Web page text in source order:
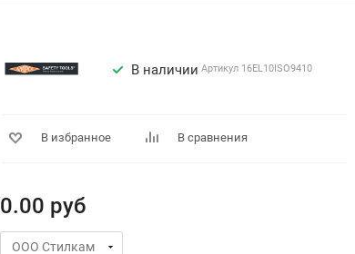
В наличии Артикул 16EL10ISO9410
В избранное В сравнения
0.00 руб